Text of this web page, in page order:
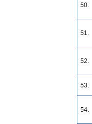
50.
51.
52.
53.
54.